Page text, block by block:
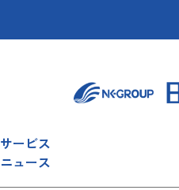
サービス
ニュース